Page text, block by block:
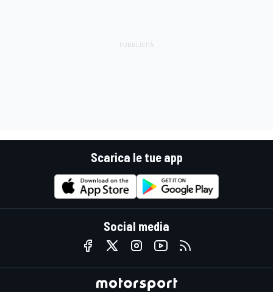
Scarica le tue app
Social media